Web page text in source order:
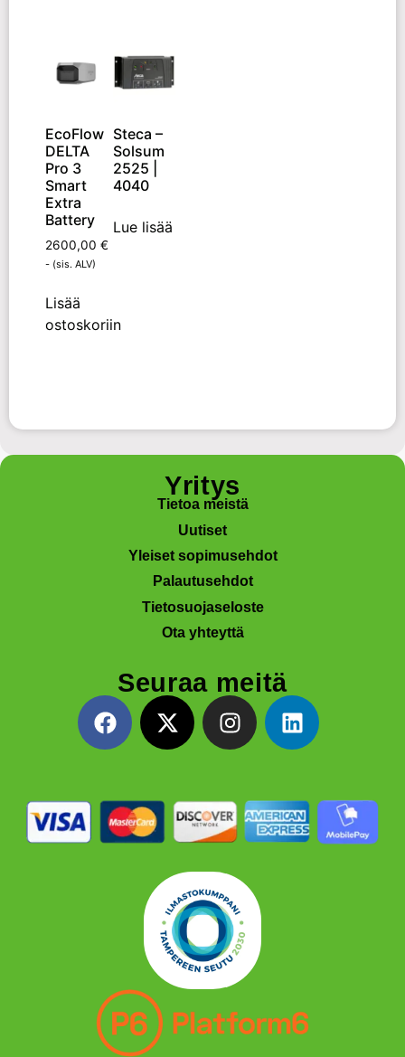
EcoFlow
DELTA
Pro 3
Smart
Extra
Battery
2600,00 €
- (sis. ALV)
Lisää
ostoskoriin
Steca –
Solsum
2525 |
4040
Lue lisää
Yritys
Tietoa meistä
Uutiset
Yleiset sopimusehdot
Palautusehdot
Tietosuojaseloste
Ota yhteyttä
Seuraa meitä